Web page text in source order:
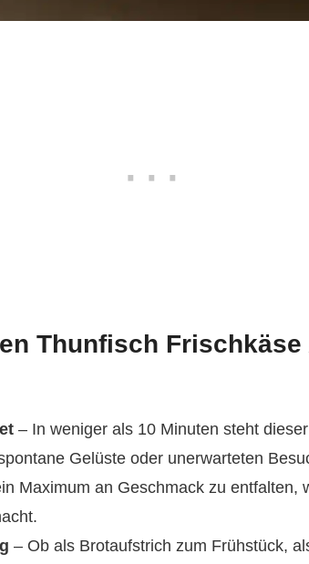
Thunfisch
– In weniger als 10 Minuten steht
Gelüste oder unerwarteten
Maximum an Geschmack zu entfalten,
– Ob als Brotaufstrich zum Frühstück,